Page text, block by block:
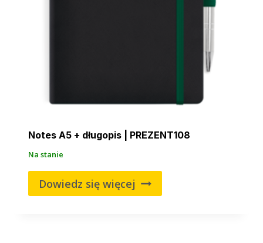
Notes A5 + długopis | PREZENT108
Na stanie
Dowiedz się więcej